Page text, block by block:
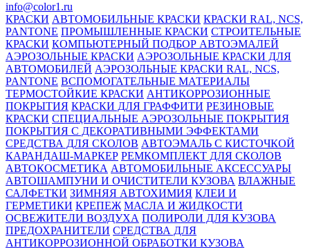
info@color1.ru
КРАСКИ АВТОМОБИЛЬНЫЕ КРАСКИ КРАСКИ RAL, NCS,
PANTONE ПРОМЫШЛЕННЫЕ КРАСКИ СТРОИТЕЛЬНЫЕ
КРАСКИ КОМПЬЮТЕРНЫЙ ПОДБОР АВТОЭМАЛЕЙ
АЭРОЗОЛЬНЫЕ КРАСКИ АЭРОЗОЛЬНЫЕ КРАСКИ ДЛЯ
АВТОМОБИЛЕЙ АЭРОЗОЛЬНЫЕ КРАСКИ RAL, NCS,
PANTONE ВСПОМОГАТЕЛЬНЫЕ МАТЕРИАЛЫ
ТЕРМОСТОЙКИЕ КРАСКИ АНТИКОРРОЗИОННЫЕ
ПОКРЫТИЯ КРАСКИ ДЛЯ ГРАФФИТИ РЕЗИНОВЫЕ
КРАСКИ СПЕЦИАЛЬНЫЕ АЭРОЗОЛЬНЫЕ ПОКРЫТИЯ
ПОКРЫТИЯ С ДЕКОРАТИВНЫМИ ЭФФЕКТАМИ
СРЕДСТВА ДЛЯ СКОЛОВ АВТОЭМАЛЬ С КИСТОЧКОЙ
КАРАНДАШ-МАРКЕР РЕМКОМПЛЕКТ ДЛЯ СКОЛОВ
АВТОКОСМЕТИКА АВТОМОБИЛЬНЫЕ АКСЕССУАРЫ
АВТОШАМПУНИ И ОЧИСТИТЕЛИ КУЗОВА ВЛАЖНЫЕ
САЛФЕТКИ ЗИМНЯЯ АВТОХИМИЯ КЛЕИ И
ГЕРМЕТИКИ КРЕПЕЖ МАСЛА И ЖИДКОСТИ
ОСВЕЖИТЕЛИ ВОЗДУХА ПОЛИРОЛИ ДЛЯ КУЗОВА
ПРЕДОХРАНИТЕЛИ СРЕДСТВА ДЛЯ
АНТИКОРРОЗИОННОЙ ОБРАБОТКИ КУЗОВА